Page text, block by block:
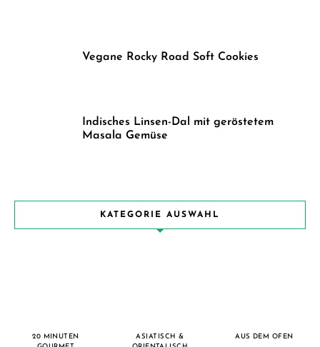
Vegane Rocky Road Soft Cookies
Indisches Linsen-Dal mit geröstetem
Masala Gemüse
KATEGORIE AUSWAHL
20 MINUTEN
ASIATISCH &
AUS DEM OFEN